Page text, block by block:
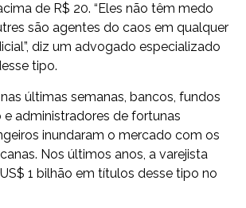
de R$ 20. “Eles não têm medo
são agentes do caos em qualquer
diz um advogado especializado
tipo.
últimas semanas, bancos, fundos
administradores de fortunas
inundaram o mercado com os
Nos últimos anos, a varejista
1 bilhão em títulos desse tipo no